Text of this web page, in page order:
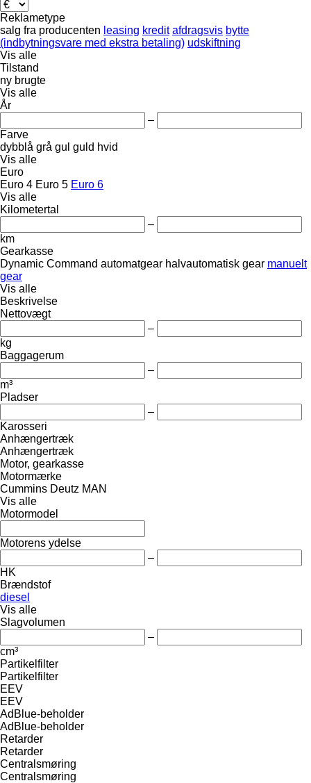
Reklametype
salg fra producenten leasing kredit afdragsvis bytte
(indbytningsvare med ekstra betaling) udskiftning
Vis alle
Tilstand
ny brugte
Vis alle
År
–
Farve
dybblå grå gul guld hvid
Vis alle
Euro
Euro 4 Euro 5 Euro 6
Vis alle
Kilometertal
–
km
Gearkasse
Dynamic Command automatgear halvautomatisk gear manuelt
gear
Vis alle
Beskrivelse
Nettovægt
–
kg
Baggagerum
–
m³
Pladser
–
Karosseri
Anhængertræk
Anhængertræk
Motor, gearkasse
Motormærke
Cummins Deutz MAN
Vis alle
Motormodel
Motorens ydelse
–
HK
Brændstof
diesel
Vis alle
Slagvolumen
–
cm³
Partikelfilter
Partikelfilter
EEV
EEV
AdBlue-beholder
AdBlue-beholder
Retarder
Retarder
Centralsmøring
Centralsmøring